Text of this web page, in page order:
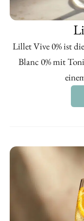
Lillet Vive 0% ist
Blanc 0% mit